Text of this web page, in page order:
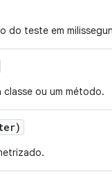
do teste em
classe ou um método.